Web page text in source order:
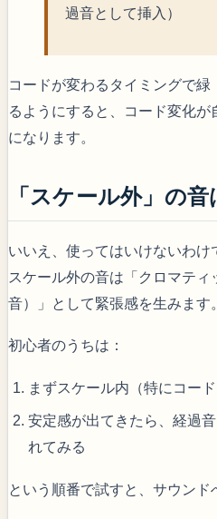
過音として挿入）
コードが変わるタイミングで
るようにすると、コード変化
になります。
「スケール外」の音
いいえ、使ってはいけないわけ
スケール外の音は「クロマテ
音）」として緊張感を生みます。
初心者のうちは：
まずスケール内（特にコー
安定感が出てきたら、経過
れてみる
という順番で試すと、サウンド